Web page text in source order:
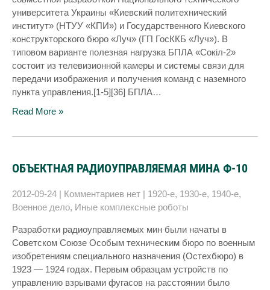
университета Украины «Киевский политехнический
институт» (НТУУ «КПИ») и Государственного Киевского
конструкторского бюро «Луч» (ГП ГосККБ «Луч»). В
типовом варианте полезная нагрузка БПЛА «Сокіл-2»
состоит из телевизионной камеры и системы связи для
передачи изображения и получения команд с наземного
пункта управления.[1-5][36] БПЛА…
Read More »
ОБЪЕКТНАЯ РАДИОУПРАВЛЯЕМАЯ МИНА Ф-10
2012-09-24 | Комментариев нет | 1920-е, 1930-е, 1940-е,
Военное дело, Иные комплексные роботы
Разработки радиоуправляемых мин были начаты в
Советском Союзе Особым техническим бюро по военным
изобретениям специального назначения (Остехбюро) в
1923 — 1924 годах. Первым образцам устройств по
управлению взрывами фугасов на расстоянии было